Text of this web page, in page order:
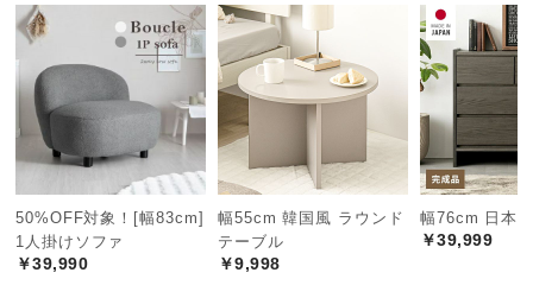
路
に
つ
い
て
返
キ
ャ
50%OFF対象！[幅83cm]
1人掛けソファ
￥39,990
幅55cm 韓国風 ラウンド
テーブル
￥9,998
幅76cm 日本
￥39,999